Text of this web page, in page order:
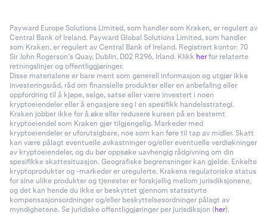
Payward Europe Solutions Limited, som handler som Kraken, er regulert av
Central Bank of Ireland. Payward Global Solutions Limited, som handler
som Kraken, er regulert av Central Bank of Ireland. Registrert kontor: 70
Sir John Rogerson’s Quay, Dublin, D02 R296, Irland. Klikk herfor relaterte
retningslinjer og offentliggjøringer.
Disse materialene er bare ment som generell informasjon og utgjør ikke
investeringsråd, råd om finansielle produkter eller en anbefaling eller
oppfordring til å kjøpe, selge, satse eller være investert i noen
kryptoeiendeler eller å engasjere seg i en spesifikk handelsstrategi.
Kraken jobber ikke for å øke eller redusere kursen på en bestemt
kryptoeiendel som Kraken gjør tilgjengelig. Markeder med
kryptoeiendeler er uforutsigbare, noe som kan føre til tap av midler. Skatt
kan være pålagt eventuelle avkastninger og/eller eventuelle verdiøkninger
av kryptoeiendeler, og du bør oppsøke uavhengig rådgivning om din
spesifikke skattesituasjon. Geografiske begrensninger kan gjelde. Enkelte
kryptoprodukter og -markeder er uregulerte. Krakens regulatoriske status
for sine ulike produkter og tjenester er forskjellig mellom jurisdiksjonene,
og det kan hende du ikke er beskyttet gjennom statsstyrte
kompensasjonsordninger og/eller beskyttelsesordninger pålagt av
myndighetene. Se juridiske offentliggjøringer per jurisdiksjon (her).